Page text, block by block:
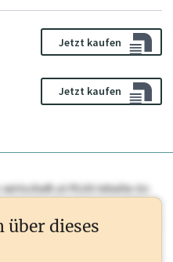
Jetzt kaufen
Jetzt kaufen
wirtschaft.at PLUS Inhaltedie
Schalten Sie dieses Profil frei
zu sehen. wirtschaft.at PLUS
Aussendungen, und viele
dieses